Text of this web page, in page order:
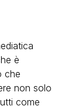
è
che
non solo
come